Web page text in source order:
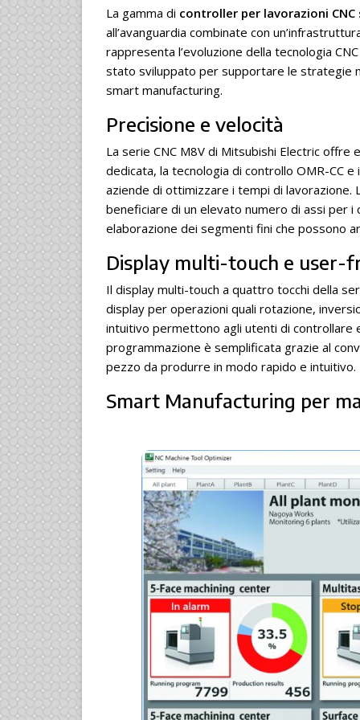
La gamma di controller per lavorazioni CNC
all’avanguardia combinate con
rappresenta l’evoluzione della tecnologia
stato sviluppato per supportare le strategie
smart manufacturing.
Precisione e velocità
La serie CNC M8V di Mitsubishi Electric offre
dedicata, la tecnologia di controllo OMR-CC
aziende di ottimizzare i tempi di lavorazione.
beneficiare di un elevato numero di assi per
elaborazione dei segmenti fini che possono
Display multi-touch e user-
Il display multi-touch a quattro tocchi della
display per operazioni quali rotazione,
intuitivo permettono agli utenti di controllare
programmazione è semplificata grazie al
pezzo da produrre in modo rapido e intuitivo.
Smart Manufacturing per